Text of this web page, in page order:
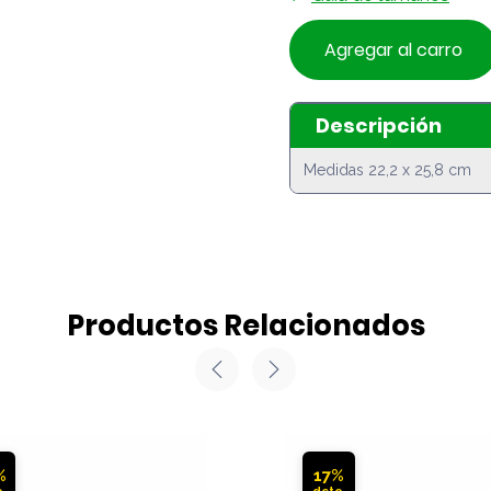
Agregar al carro
Descripción
Medidas 22,2 x 25,8 cm
Productos Relacionados
17%